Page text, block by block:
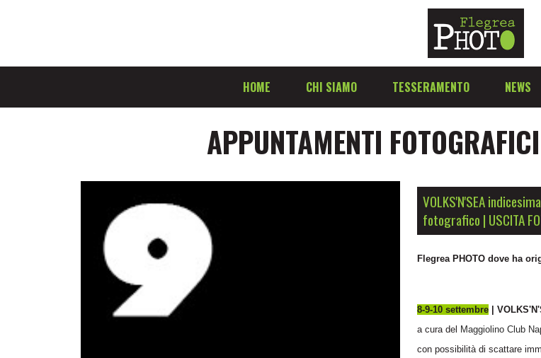
HOME CHI SIAMO TESSERAMENTO NEWS
APPUNTAMENTI
VOLKS'N'SEA
fotografico | USCITA
Flegrea PHOTO dove ha
8-9-10 settembre |
a cura del Maggiolino Club
con possibilità di scattare